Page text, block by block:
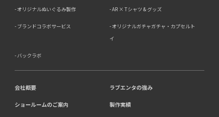
オリジナルぬいぐるみ製作 AR × Tシャツ & グッズ
ブランドコラボサービス
オリジナルガチャガチャ・カプセルト
イ
バックラボ
会社概要 ラブエンタの強み
ショールームのご案内 製作実績